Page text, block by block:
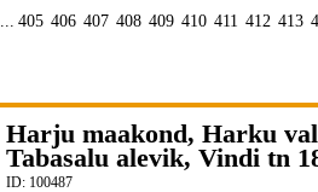
... 405 406 407 408 409 410 411 412 413
Harju maakond, Harku
Tabasalu alevik, Vindi tn
ID: 100487